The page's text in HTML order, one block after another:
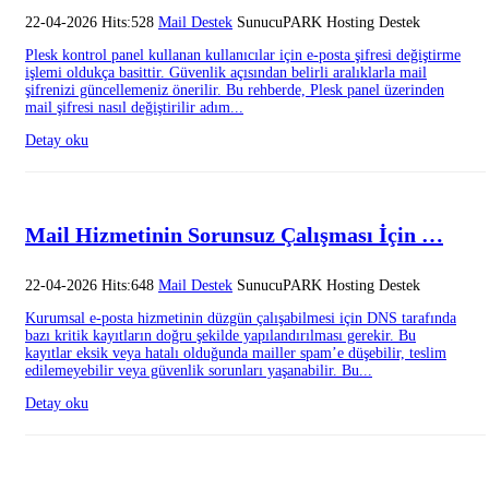
22-04-2026 Hits:528 Mail Destek SunucuPARK Hosting Destek
Plesk kontrol panel kullanan kullanıcılar için e-posta şifresi değiştirme
işlemi oldukça basittir. Güvenlik açısından belirli aralıklarla mail
şifrenizi güncellemeniz önerilir. Bu rehberde, Plesk panel üzerinden
mail şifresi nasıl değiştirilir adım...
Detay oku
Mail Hizmetinin Sorunsuz Çalışması İçin …
22-04-2026 Hits:648 Mail Destek SunucuPARK Hosting Destek
Kurumsal e-posta hizmetinin düzgün çalışabilmesi için DNS tarafında
bazı kritik kayıtların doğru şekilde yapılandırılması gerekir. Bu
kayıtlar eksik veya hatalı olduğunda mailler spam’e düşebilir, teslim
edilemeyebilir veya güvenlik sorunları yaşanabilir. Bu...
Detay oku